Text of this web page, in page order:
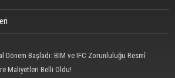
Dönem Başladı: BIM ve IFC Zorunluluğu Resmî
Maliyetleri Belli Oldu!